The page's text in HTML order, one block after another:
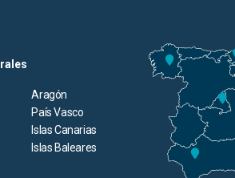
Aragón
País Vasco
Islas Canarias
Islas Baleares